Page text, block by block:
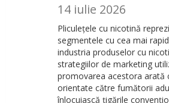
14 iulie 2026
Pliculețele cu nicotină
segmentele cu cea mai
industria produselor cu
strategiilor de marketing
promovarea acestora arată
orientate către fumătorii
înlocuiască țigările